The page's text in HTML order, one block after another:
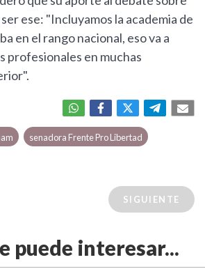
ese: "Incluyamos la academia de
en el rango nacional, eso va a
profesionales en muchas
senadora Frente Pro Libertad
SIGUIENTE
puede interesar...